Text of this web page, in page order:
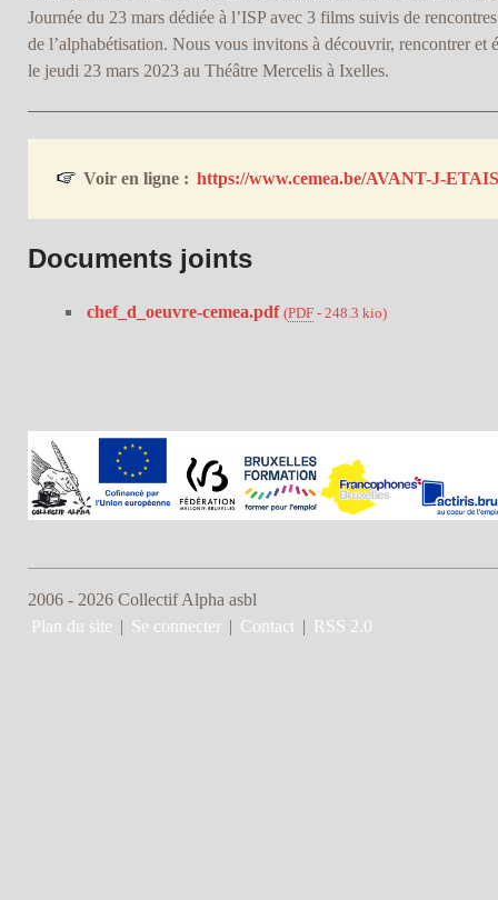
Journée du 23 mars dédiée à l’ISP avec 3 films suivis de
de l’alphabétisation. Nous vous invitons à découvrir, rencontrer et
le jeudi 23 mars 2023 au Théâtre Mercelis à Ixelles.
Voir en ligne : https://www.cemea.be/AVANT-J-
Documents joints
chef_d_oeuvre-cemea.pdf (PDF- 248.3 kio)
2006 - 2026 Collectif Alpha asbl
Plan du site | Se connecter | Contact | RSS 2.0